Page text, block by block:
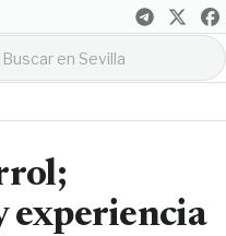
experiencia